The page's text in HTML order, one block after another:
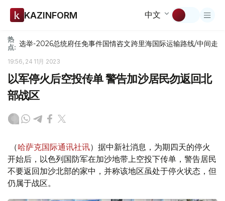
KAZINFORM 中文
热
点: 选举-2026总统府任免事件国情咨文跨里海国际运输路线/中间走廊
19:56, 24 11月 2023
以军停火后空投传单 警告加沙居民勿返回北
部战区
（哈萨克国际通讯社讯）据中新社消息，为期四天的停火
开始后，以色列国防军在加沙地带上空投下传单，警告居民
不要返回加沙北部的家中，并称该地区虽处于停火状态，但
仍属于战区。